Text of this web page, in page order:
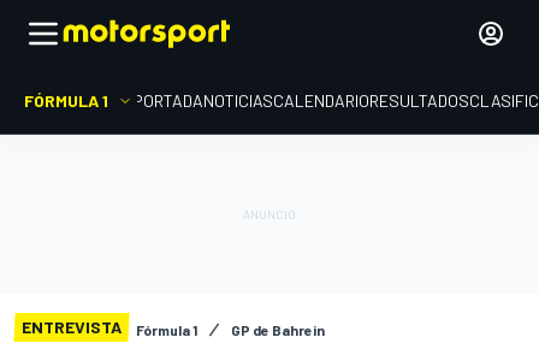
FÓRMULA 1 PORTADANOTICIASCALENDARIORESULTADOS
ENTREVISTA Fórmula 1 GP de Bahrein